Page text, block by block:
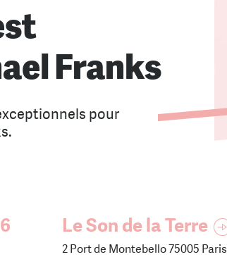
Franks
pour
Le Son de la Terre
2 Port de Montebello 75005 Paris